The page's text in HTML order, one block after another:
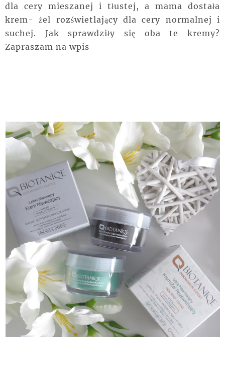
dla cery mieszanej i tłustej, a mama dostała
krem- żel rozświetlający dla cery normalnej i
suchej. Jak sprawdziły się oba te kremy?
Zapraszam na wpis